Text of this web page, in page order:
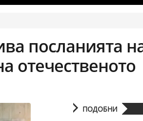
посланията
отечественото
ПОДОБНИ